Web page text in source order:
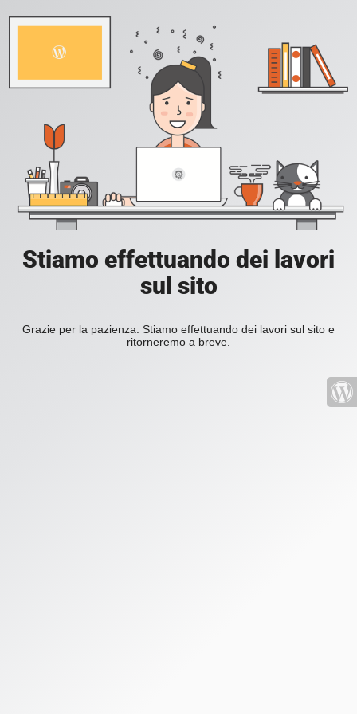
Stiamo effettuando dei lavori
sul sito
Grazie per la pazienza. Stiamo effettuando dei lavori sul sito e
ritorneremo a breve.